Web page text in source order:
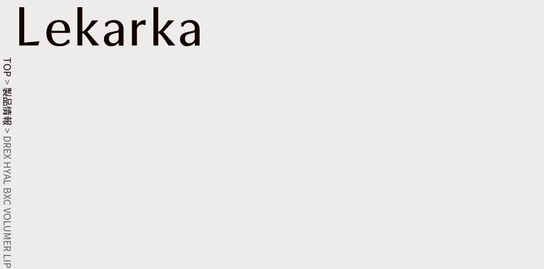
TOP
>
製品情報
>
DREX HYAL BXC VOLUMER LIP